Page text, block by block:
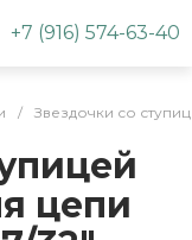
+7 (916) 574-63-40
/ Звездочки со
цепи